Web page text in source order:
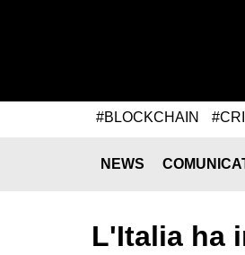
#BLOCKCHAIN
NEWS
L'Italia ha